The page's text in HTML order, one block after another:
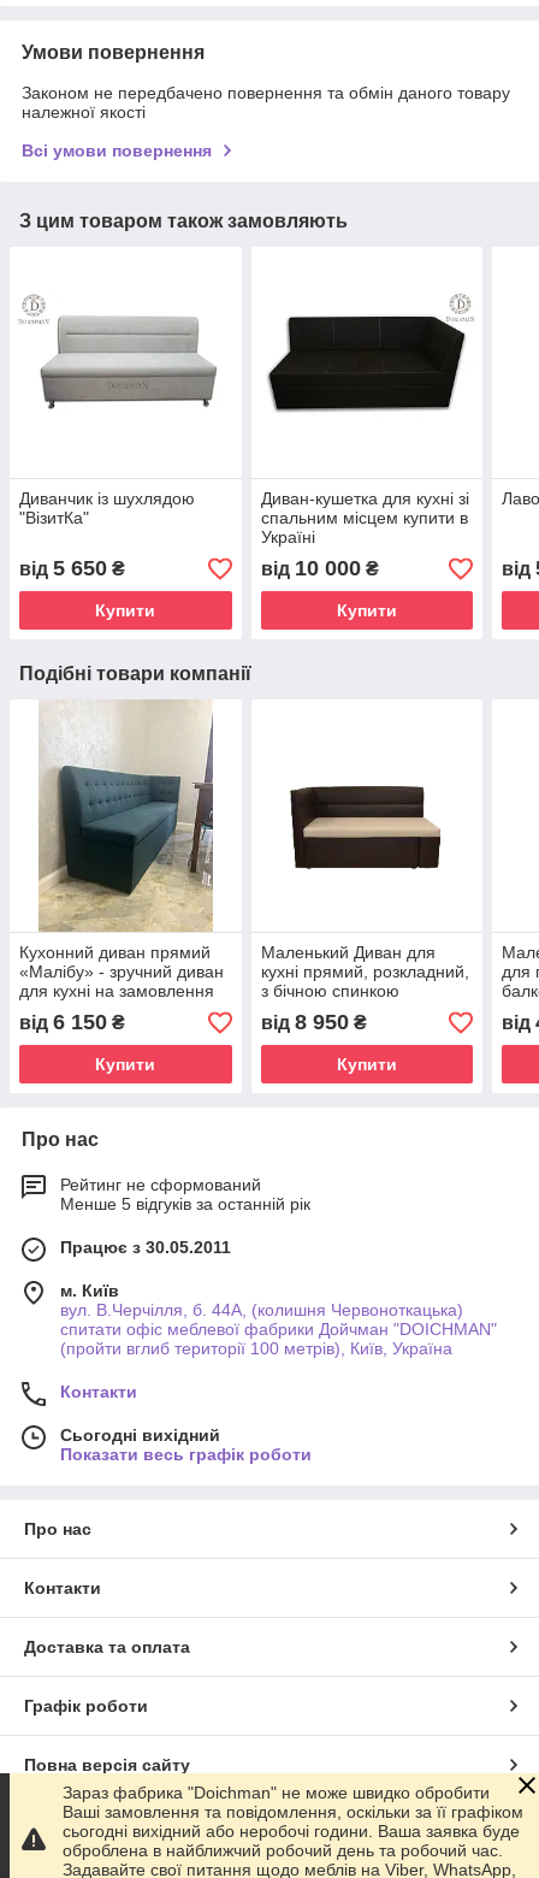
Умови повернення
Законом не передбачено повернення та обмін даного товару
належної якості
Всі умови повернення
З цим товаром також замовляють
Диванчик із шухлядою
"ВізитКа"
від 5 650 ₴
Купити
Диван-кушетка для кухні зі
спальним місцем купити в
Україні
від 10 000₴
Купити
від
Подібні товари компанії
Кухонний диван прямий
«Малібу» - зручний диван
для кухні на замовлення
від 6 150 ₴
Купити
Маленький Диван для
кухні прямий, розкладний,
з бічною спинкою
від 8 950₴
Купити
для
від
Про нас
Рейтинг не сформований
Менше 5 відгуків за останній рік
Працює з 30.05.2011
м. Київ
вул. В.Черчілля, б. 44А, (колишня Червоноткацька)
спитати офіс меблевої фабрики Дойчман "DOICHMAN"
(пройти вглиб території 100 метрів), Київ, Україна
Контакти
Сьогодні вихідний
Показати весь графік роботи
Про нас
Контакти
Доставка та оплата
Графік роботи
Повна версія сайту
Сайт створено на маркетплейсіProm.ua
Зараз фабрика "Doichman" не може швидко обробити
Ваші замовлення та повідомлення, оскільки за її графіком
сьогодні вихідний або неробочі години. Ваша заявка буде
оброблена в найближчий робочий день та робочий час.
Задавайте свої питання щодо меблів на Viber, WhatsApp,